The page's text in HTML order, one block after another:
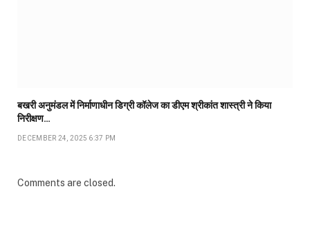
बखरी अनुमंडल में निर्माणाधीन डिग्री कॉलेज का डीएम श्रीकांत शास्त्री ने किया
निरीक्षण…
DECEMBER 24, 2025 6:37 PM
Comments are closed.